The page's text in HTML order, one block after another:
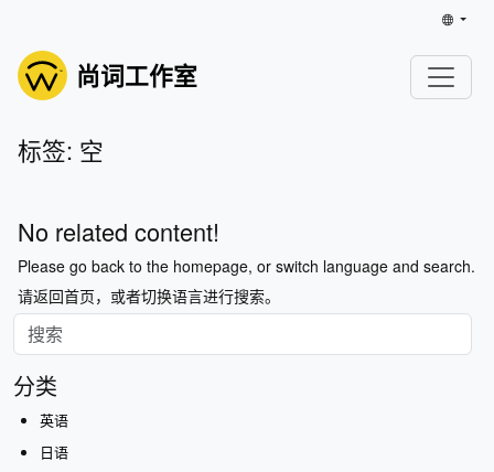
尚词工作室
标签: 空
No related content!
Please go back to the homepage, or switch language and search.
请返回首页，或者切换语言进行搜索。
分类
英语
日语